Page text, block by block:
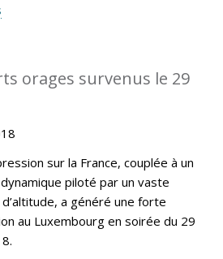
orages survenus le 29
sur la France, couplée à un
piloté par un vaste
a généré une forte
au Luxembourg en soirée du 29